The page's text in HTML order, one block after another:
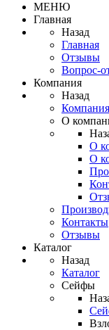
МЕНЮ
Главная
Назад
Главная
Отзывы
Вопрос-
Компания
Назад
Компания
О
О
О
Контакты
Отзывы
Каталог
Назад
Каталог
Сейфы